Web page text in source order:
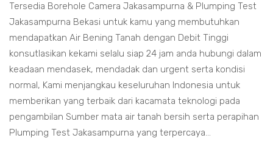
Tersedia Borehole Camera Jakasampurna & Plumping Test
Jakasampurna Bekasi untuk kamu yang membutuhkan
mendapatkan Air Bening Tanah dengan Debit Tinggi
konsutlasikan kekami selalu siap 24 jam anda hubungi dalam
keadaan mendasek, mendadak dan urgent serta kondisi
normal, Kami menjangkau keseluruhan Indonesia untuk
memberikan yang terbaik dari kacamata teknologi pada
pengambilan Sumber mata air tanah bersih serta perapihan
Plumping Test Jakasampurna yang terpercaya...